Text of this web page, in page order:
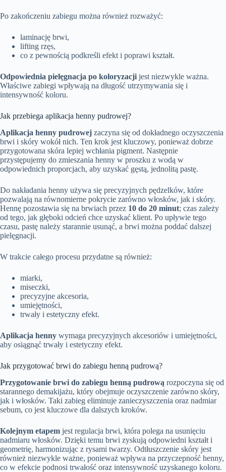
Po zakończeniu zabiegu można również rozważyć:
laminację brwi,
lifting rzęs,
co z pewnością podkreśli efekt i poprawi kształt.
Odpowiednia pielęgnacja po koloryzacji jest niezwykle ważna.
Właściwe zabiegi wpływają na długość utrzymywania się i
intensywność koloru.
Jak przebiega aplikacja henny pudrowej?
Aplikacja henny pudrowej zaczyna się od dokładnego oczyszczenia
brwi i skóry wokół nich. Ten krok jest kluczowy, ponieważ dobrze
przygotowana skóra lepiej wchłania pigment. Następnie
przystępujemy do zmieszania henny w proszku z wodą w
odpowiednich proporcjach, aby uzyskać gęstą, jednolitą pastę.
Do nakładania henny używa się precyzyjnych pędzelków, które
pozwalają na równomierne pokrycie zarówno włosków, jak i skóry.
Hennę pozostawia się na brwiach przez 10 do 20 minut; czas zależy
od tego, jak głęboki odcień chce uzyskać klient. Po upływie tego
czasu, pastę należy starannie usunąć, a brwi można poddać dalszej
pielęgnacji.
W trakcie całego procesu przydatne są również:
miarki,
miseczki,
precyzyjne akcesoria,
umiejętności,
trwały i estetyczny efekt.
Aplikacja henny wymaga precyzyjnych akcesoriów i umiejętności,
aby osiągnąć trwały i estetyczny efekt.
Jak przygotować brwi do zabiegu henną pudrową?
Przygotowanie brwi do zabiegu henną pudrową rozpoczyna się od
starannego demakijażu, który obejmuje oczyszczenie zarówno skóry,
jak i włosków. Taki zabieg eliminuje zanieczyszczenia oraz nadmiar
sebum, co jest kluczowe dla dalszych kroków.
Kolejnym etapem jest regulacja brwi, która polega na usunięciu
nadmiaru włosków. Dzięki temu brwi zyskują odpowiedni kształt i
geometrię, harmonizując z rysami twarzy. Odtłuszczenie skóry jest
również niezwykle ważne, ponieważ wpływa na przyczepność henny,
co w efekcie podnosi trwałość oraz intensywność uzyskanego koloru.